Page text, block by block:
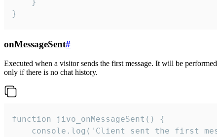
    }
}
onMessageSent#
Executed when a visitor sends the first message. It will be performed
only if there is no chat history.
function jivo_onMessageSent() {
console.log('Client sent the first